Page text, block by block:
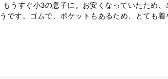
うすぐ小3の息子に。お安くなっていたため
です。ゴムで、ポケットもあるため、とても着